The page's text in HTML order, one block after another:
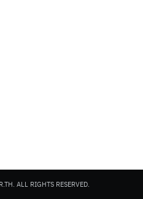
ALL RIGHTS RESERVED.